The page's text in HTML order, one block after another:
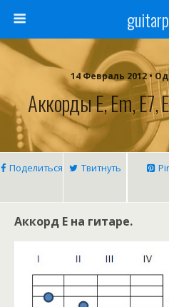
14 Февраль 2012 •
Аккорды E, Em, E7,
Поделиться Твитнуть
Аккорд E на гитаре.